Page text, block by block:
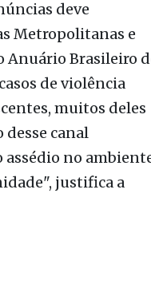
deve
Metropolitanas e
Anuário Brasileiro de
de violência
muitos deles
desse canal
no ambiente